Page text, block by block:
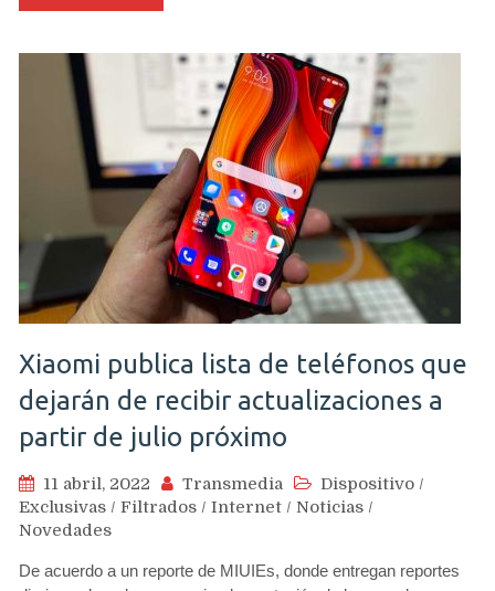
Xiaomi publica lista de teléfonos que
dejarán de recibir actualizaciones a
partir de julio próximo
11 abril, 2022 Transmedia Dispositivo /
Exclusivas / Filtrados / Internet / Noticias /
Novedades
De acuerdo a un reporte de MIUIEs, donde entregan reportes